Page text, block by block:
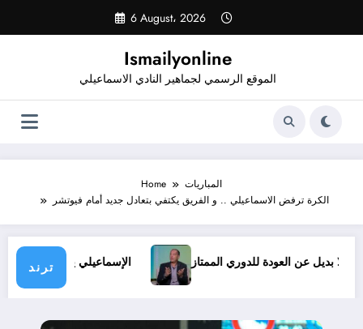
content
6 August، 2026
Ismailyonline
الموقع الرسمي لجماهير النادي الاسماعيلي
Home
المباريات
الكرة ترفض الاسماعيلي .. و الفريق يكتفي بتعادل جديد أمام فيوتشر
ترند
الإسماعيلي يدخل ولا بديل عن العودة للدوري الممتاز